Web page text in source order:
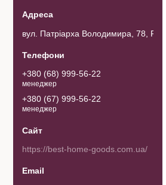
вул. Патріарха Володимира, 78,
+380 (68) 999-56-22
менеджер
+380 (67) 999-56-22
менеджер
https://best-home-goods.com.ua/